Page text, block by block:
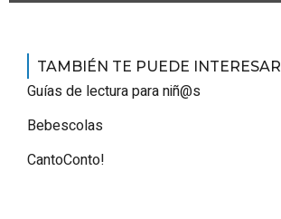
TAMBIÉN TE PUEDE INTERESAR
Guías de lectura para niñ@s
Bebescolas
CantoConto!